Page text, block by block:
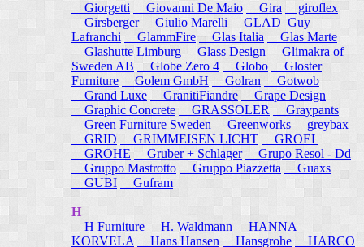
Giorgetti
Giovanni De Maio Gira
giroflex
Girsberger
Giulio Marelli
GLAD_Guy
Lafranchi
GlammFire Glas Italia
Glas Marte
Glashutte Limburg
Glass Design
Glimakra of
Sweden AB
Globe Zero 4 Globo
Gloster
Furniture
Golem GmbH Golran
Gotwob
Grand Luxe
GranitiFiandre
Grape Design
Graphic Concrete
GRASSOLER
Graypants
Green Furniture Sweden
Greenworks
greybax
GRID
GRIMMEISEN LICHT
GROEL
GROHE
Gruber + Schlager
Grupo Resol - Dd
Gruppo Mastrotto
Gruppo Piazzetta
Guaxs
GUBI
Gufram
H
H Furniture
H. Waldmann
HANNA
KORVELA
Hans Hansen Hansgrohe HARCO